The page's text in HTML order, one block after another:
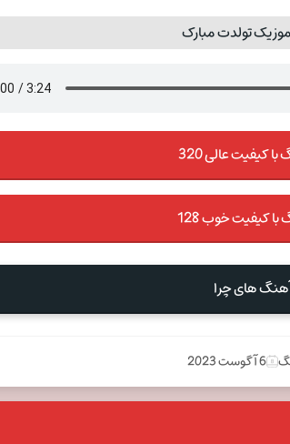
تولدت مبارک
کیفیت عالی 320
با کیفیت خوب 128
آهنگ های چرا
6 آگوست 2023